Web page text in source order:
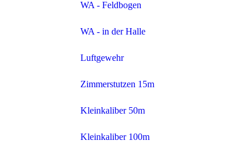
WA - Feldbogen
WA - in der Halle
Luftgewehr
Zimmerstutzen 15m
Kleinkaliber 50m
Kleinkaliber 100m